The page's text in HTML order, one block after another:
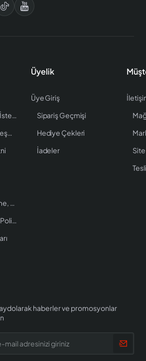
KVKK Senetli Satış İstenen Bilgiler
Mesafeli Satış Sözleşmesi
Kişisel Verileri İşleme, Saklama ve İmha Politikası
Gizlilik ve Güvenlik Politikası
Üyelik
Üye Giriş
Sipariş Geçmişi
Hediye Çekleri
İadeler
Site
haberler ve promosyonlar